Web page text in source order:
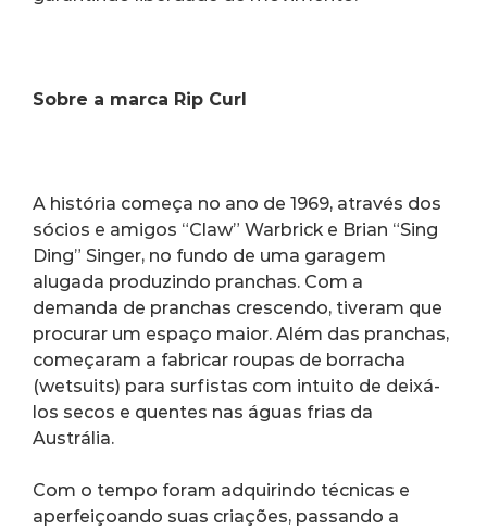
Sobre a marca Rip Curl
A história começa no ano de 1969, através dos
sócios e amigos “Claw” Warbrick e Brian “Sing
Ding” Singer, no fundo de uma garagem
alugada produzindo pranchas. Com a
demanda de pranchas crescendo, tiveram que
procurar um espaço maior. Além das pranchas,
começaram a fabricar roupas de borracha
(wetsuits) para surfistas com intuito de deixá-
los secos e quentes nas águas frias da
Austrália.
Com o tempo foram adquirindo técnicas e
aperfeiçoando suas criações, passando a